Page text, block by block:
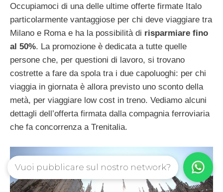
Occupiamoci di una delle ultime offerte firmate Italo
particolarmente vantaggiose per chi deve viaggiare tra
Milano e Roma e ha la possibilità di risparmiare fino
al 50%. La promozione è dedicata a tutte quelle
persone che, per questioni di lavoro, si trovano
costrette a fare da spola tra i due capoluoghi: per chi
viaggia in giornata è allora previsto uno sconto della
metà, per viaggiare low cost in treno. Vediamo alcuni
dettagli dell’offerta firmata dalla compagnia ferroviaria
che fa concorrenza a Trenitalia.
Vuoi pubblicare sul nostro network?